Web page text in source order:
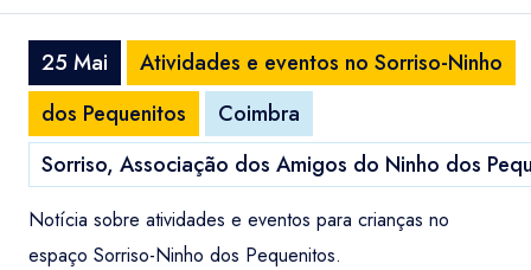
25 Mai
Atividades e eventos no Sorriso-Ninho
dos Pequenitos
Coimbra
Sorriso, Associação dos Amigos do Ninho dos
Notícia sobre atividades e eventos para crianças no
espaço Sorriso-Ninho dos Pequenitos.